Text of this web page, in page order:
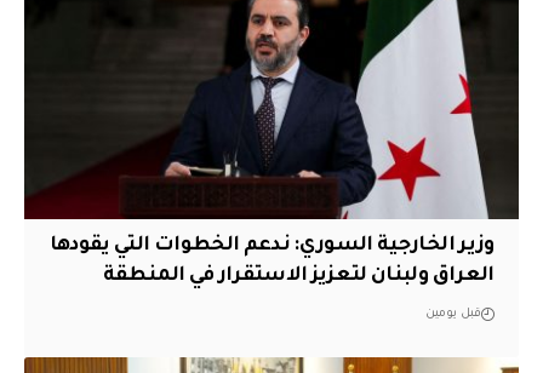
وزير الخارجية السوري: ندعم الخطوات التي يقودها
العراق ولبنان لتعزيز الاستقرار في المنطقة
قبل يومين